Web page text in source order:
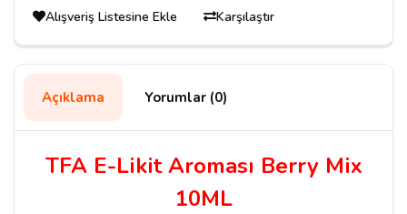
Alışveriş Listesine Ekle Karşılaştır
Açıklama Yorumlar (0)
TFA E-Likit Aroması Berry Mix
10ML